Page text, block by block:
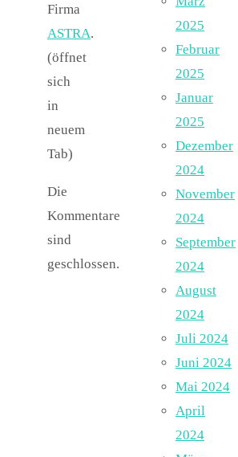
Firma
ASTRA.
(öffnet
sich
in
neuem
Tab)
Die
Kommentare
sind
geschlossen.
2025
Februar
2025
Januar
2025
Dezember
2024
November
2024
September
2024
August
2024
Juli 2024
Juni 2024
Mai 2024
April
2024